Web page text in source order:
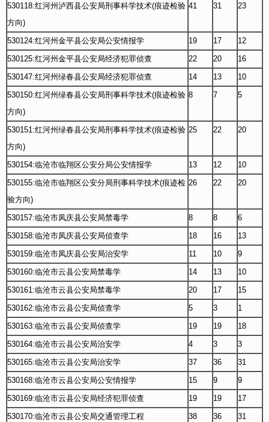
530118:红河州泸西县公安局刑事科学技术(痕迹检验
方向)
41 31 23
530124:红河州金平县公安局公安情报学 19 17
12
530125:红河州金平县公安局经济犯罪侦查
22 20
16
530147:红河州绿春县公安局经济犯罪侦查
14 13
10
530150:红河州绿春县公安局刑事科学技术(痕迹检验
方向)
8 7 5
530151:红河州绿春县公安局刑事科学技术(痕迹检验
方向)
25 22 20
530154:临沧市临翔区公安分局公安情报学 13 12
10
530155:临沧市临翔区公安分局刑事科学技术(痕迹检
验方向)
26 22 20
530157:临沧市凤庆县公安局禁毒学 8 8
6
530158:临沧市凤庆县公安局侦查学
18 16
13
530159:临沧市凤庆县公安局治安学
11 10
9
530160:临沧市云县公安局禁毒学
14 13
10
530161:临沧市云县公安局禁毒学
20 17
15
530162:临沧市云县公安局侦查学
5 3
1
530163:临沧市云县公安局侦查学
19 19
18
530164:临沧市云县公安局治安学
4 3
3
530165:临沧市云县公安局治安学
37 36
31
530168:临沧市云县公安局公安情报学
15 9
9
530169:临沧市云县公安局经济犯罪侦查
19 19
17
530170:临沧市云县公安局交通管理工程
38 36
31